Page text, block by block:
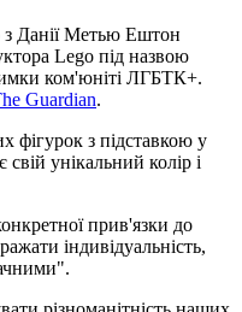
з Данії Метью Ештон
Lego під назвою
ком'юніті ЛГБТК+.
Guardian.
фігурок з підставкою у
унікальний колір і
прив'язки до
індивідуальність,